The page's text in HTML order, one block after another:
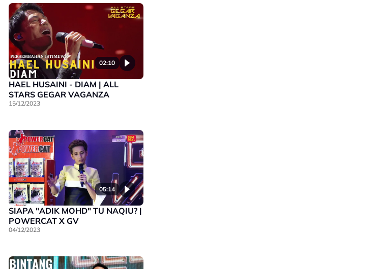
02:10
HAEL HUSAINI - DIAM | ALL
STARS GEGAR VAGANZA
15/12/2023
05:14
SIAPA "ADIK MOHD" TU NAQIU? |
POWERCAT X GV
04/12/2023